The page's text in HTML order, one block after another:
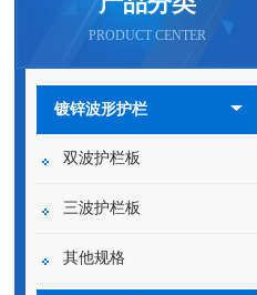
PRODUCT CENTER
镀锌波形护栏
双波护栏板
三波护栏板
其他规格